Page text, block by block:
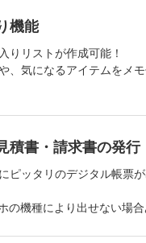
機能
りリストが作成可能！
、気になるアイテムをメ
積書・請求書の発行
ピッタリのデジタル帳票
の機種により出せない場